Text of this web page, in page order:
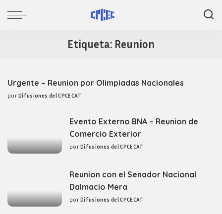
Etiqueta: Reunion
Urgente – Reunion por Olimpiadas Nacionales
Posted
por Difusiones del CPCECAT
Evento Externo BNA – Reunion de
Comercio Exterior
Posted
por Difusiones del CPCECAT
Reunion con el Senador Nacional
Dalmacio Mera
Posted
por Difusiones del CPCECAT